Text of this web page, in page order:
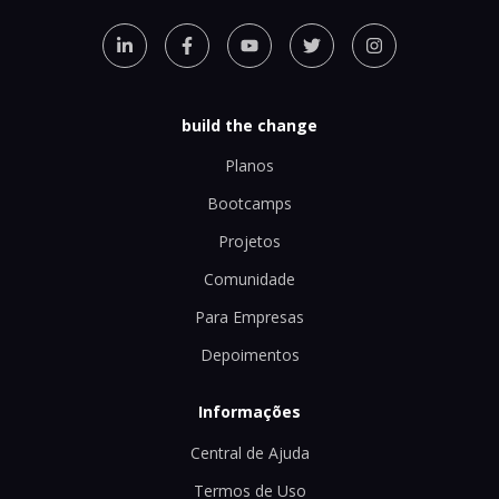
build the change
Planos
Bootcamps
Projetos
Comunidade
Para Empresas
Depoimentos
Informações
Central de Ajuda
Termos de Uso